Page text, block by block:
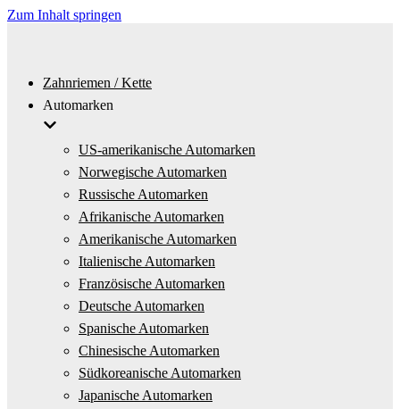
Zum Inhalt springen
Zahnriemen / Kette
Automarken
US-amerikanische Automarken
Norwegische Automarken
Russische Automarken
Afrikanische Automarken
Amerikanische Automarken
Italienische Automarken
Französische Automarken
Deutsche Automarken
Spanische Automarken
Chinesische Automarken
Südkoreanische Automarken
Japanische Automarken